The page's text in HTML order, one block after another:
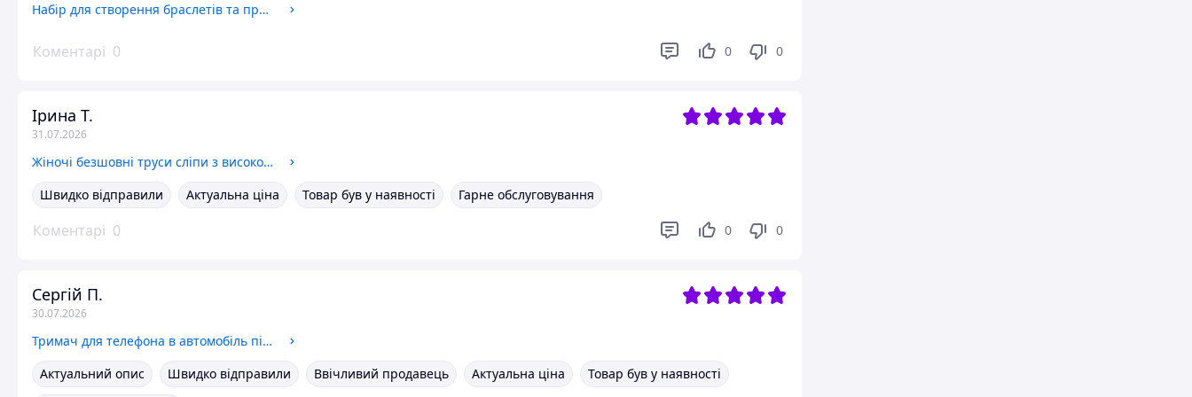
Набір для створення браслетів та прикрас 87 елементів, зі шкатулкою, розвиваючий подарунок для дівчинки
Коментарі 0 0 0
Ірина Т.
31.07.2026
Жіночі безшовні труси сліпи з високою посадкою і сіткою 3 шт. якісний набір зручних однотонних трусиків L
Швидко відправили
Актуальна ціна Товар був у наявності Гарне обслуговування
Коментарі 0 0 0
Сергій П.
30.07.2026
Тримач для телефона в автомобіль підставка на присоску автотримач для смартфона тримач кріплення холдер для телефона
Актуальний опис
Швидко відправили Ввічливий продавець Актуальна ціна Товар був у наявності